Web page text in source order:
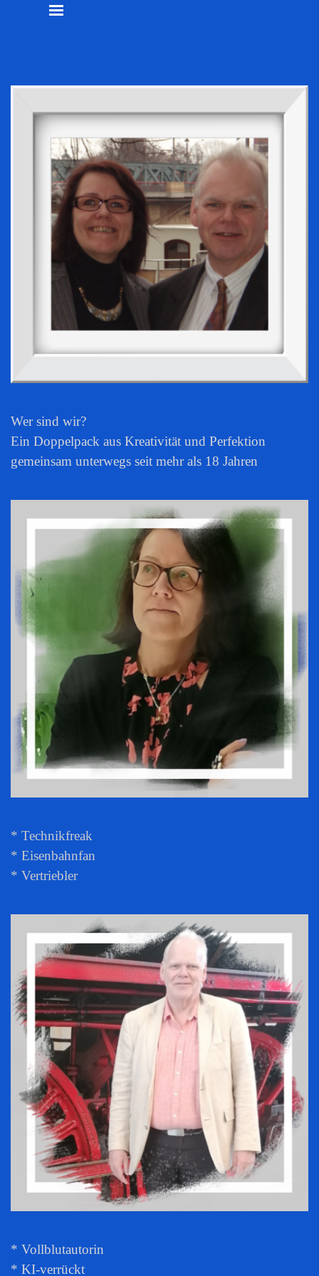
Wer sind wir?
Ein Doppelpack aus Kreativität und Perfektion
gemeinsam unterwegs seit mehr als 18 Jahren
* Technikfreak
* Eisenbahnfan
* Vertriebler
* Vollblutautorin
* KI-verrückt